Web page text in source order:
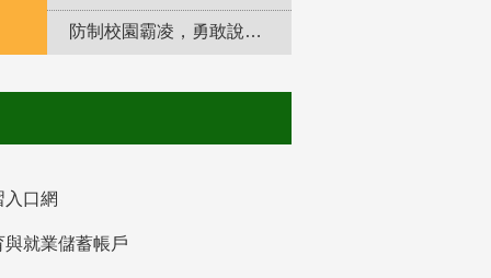
防制校園霸凌，勇敢說出來！
入口網
與就業儲蓄帳戶